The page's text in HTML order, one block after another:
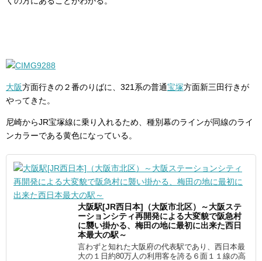
大阪方面行きの２番のりばに、321系の普通宝塚方面新三田行きが
やってきた。
尼崎からJR宝塚線に乗り入れるため、種別幕のラインが同線のライ
ンカラーである黄色になっている。
大阪駅[JR西日本]（大阪市北区）～大阪ステ
ーションシティ再開発による大変貌で阪急村
に襲い掛かる、梅田の地に最初に出来た西日
本最大の駅～
言わずと知れた大阪府の代表駅であり、西日本最
大の１日約80万人の利用客を誇る６面１１線の高